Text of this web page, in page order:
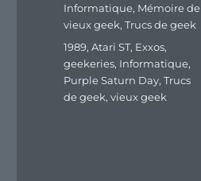
Catégories
Informatique, Mémoire de
vieux geek,Trucs de geek
Étiquettes
1989,Atari ST, Exxos,
geekeries, Informatique,
Purple Saturn Day,Trucs
de geek,vieux geek